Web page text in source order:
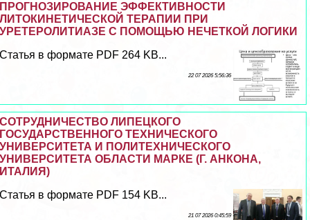
ПРОГНОЗИРОВАНИЕ ЭФФЕКТИВНОСТИ
ЛИТОКИНЕТИЧЕСКОЙ ТЕРАПИИ ПРИ
УРЕТЕРОЛИТИАЗЕ С ПОМОЩЬЮ НЕЧЕТКОЙ ЛОГИКИ
Статья в формате PDF 264 KB...
22 07 2026 5:56:36
СОТРУДНИЧЕСТВО ЛИПЕЦКОГО
ГОСУДАРСТВЕННОГО ТЕХНИЧЕСКОГО
УНИВЕРСИТЕТА И ПОЛИТЕХНИЧЕСКОГО
УНИВЕРСИТЕТА ОБЛАСТИ МАРКЕ (Г. АНКОНА,
ИТАЛИЯ)
Статья в формате PDF 154 KB...
21 07 2026 0:45:59